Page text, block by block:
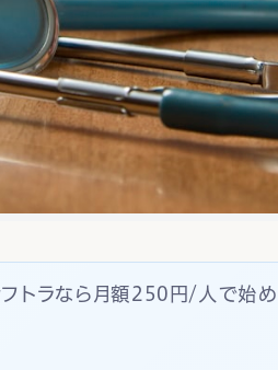
トラなら月額250円/人で始め